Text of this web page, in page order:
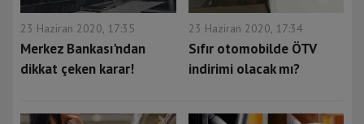
23 Haziran 2020, 17:35
Merkez Bankası'ndan
dikkat çeken karar!
23 Haziran 2020, 17:34
Sıfır otomobilde ÖTV
indirimi olacak mı?